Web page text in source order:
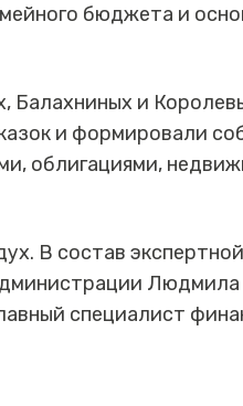
бюджета и
Балахниных и
и формировали
облигациями,
В состав
Людмила
специалист